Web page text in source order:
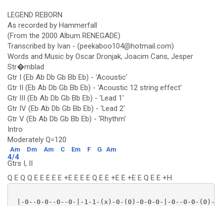
LEGEND REBORN
As recorded by Hammerfall
(From the 2000 Album RENEGADE)
Transcribed by Ivan - (peekaboo104@hotmail.com)
Words and Music by Oscar Dronjak, Joacim Cans, Jesper
Str�mblad
Gtr I (Eb Ab Db Gb Bb Eb) - 'Acoustic'
Gtr II (Eb Ab Db Gb Bb Eb) - 'Acoustic 12 string effect'
Gtr III (Eb Ab Db Gb Bb Eb) - 'Lead 1'
Gtr IV (Eb Ab Db Gb Bb Eb) - 'Lead 2'
Gtr V (Eb Ab Db Gb Bb Eb) - 'Rhythm'
Intro
Moderately Q=120
Am Dm Am C Em F G Am
4/4
Gtrs I, II
Q E Q Q E E E E E +E E E E Q E E +E E +E E Q E E +H
|-0--0-0--0--0-|-1-1-(x)-0-(0)-0-0-0-|-0--0-0-(0)-